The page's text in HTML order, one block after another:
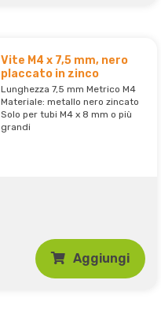
Vite M4 x 7,5 mm, nero
placcato in zinco
Lunghezza 7,5 mm Metrico M4
Materiale: metallo nero zincato
Solo per tubi M4 x 8 mm o più
grandi
Aggiungi